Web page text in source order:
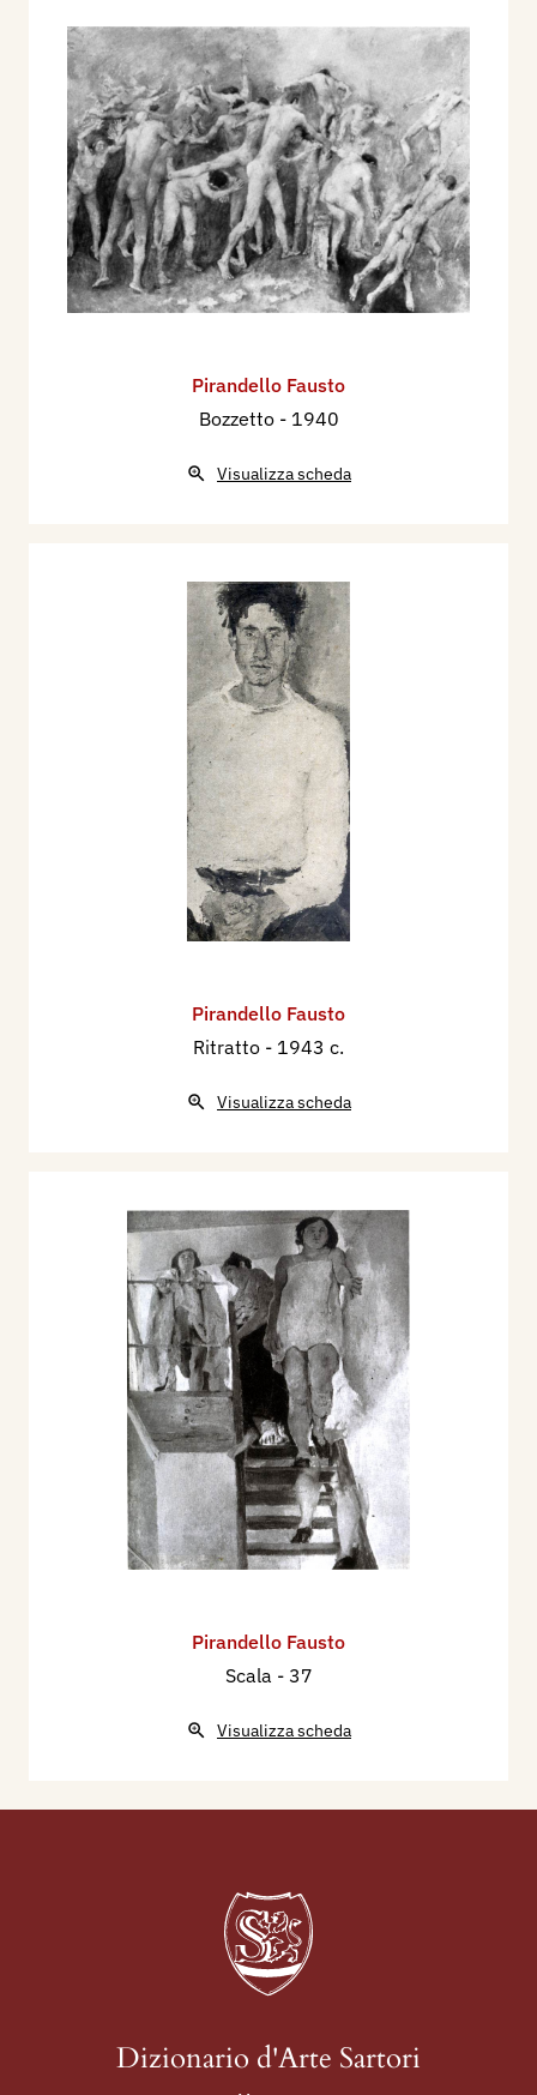
Pirandello Fausto
Bozzetto - 1940
Visualizza scheda
Pirandello Fausto
Ritratto - 1943 c.
Visualizza scheda
Pirandello Fausto
Scala - 37
Visualizza scheda
Dizionario d'Arte Sartori